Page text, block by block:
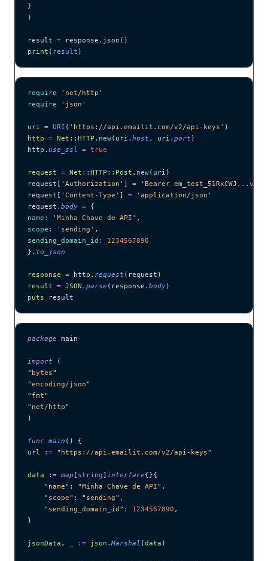
}
)
result = response. json ()
print ( result )
require ' net/http '
require ' json '
uri = URI ( ' https://api.emailit.com/v2/api-keys ' )
http = Net :: HTTP . new(uri. host , uri. port )
http. use_ssl = true
request = Net :: HTTP :: Post . new(uri)
request[ ' Authorization ' ] = ' Bearer
request[ ' Content-Type ' ] = ' application/json '
request. body = {
name : ' Minha Chave de API ' ,
scope : ' sending ' ,
sending_domain_id :
1234567890
}. to_json
response = http. request (request)
result = JSON . parse (response. body)
puts result
package main
import (
" bytes"
"encoding/json"
" fmt"
" net/http"
)
func main () {
url := " https://api.emailit.com/v2/api-keys"
data := map [ string] interface{}{
    "
name" : "Minha Chave de API" ,
    "
scope" : " sending" ,
    "
sending_domain_id " : 1234567890 ,
}
jsonData , := json .Marshal (data )